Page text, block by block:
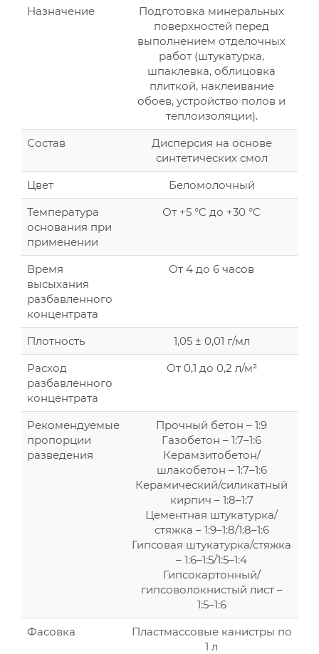
Назначение
Подготовка минеральных
поверхностей перед
выполнением отделочных
работ (штукатурка,
шпаклевка, облицовка
плиткой, наклеивание
обоев, устройство полов и
теплоизоляции).
Состав
Дисперсия на основе
синтетических смол
Цвет
Беломолочный
Температура
основания при
применении
От +5 °C до +30 °C
Время
высыхания
разбавленного
концентрата
От 4 до 6 часов
Плотность
1,05 ± 0,01 г/мл
Расход
разбавленного
концентрата
От 0,1 до 0,2 л/м²
Рекомендуемые
пропорции
разведения
Прочный бетон – 1:9
Газобетон – 1:7–1:6
Керамзитобетон/
шлакобетон – 1:7–1:6
Керамический/силикатный
кирпич – 1:8–1:7
Цементная штукатурка/
стяжка – 1:9–1:8/1:8–1:6
Гипсовая штукатурка/стяжка
– 1:6–1:5/1:5–1:4
Гипсокартонный/
гипсоволокнистый лист –
1:5–1:6
Фасовка
Пластмассовые канистры по
1 л